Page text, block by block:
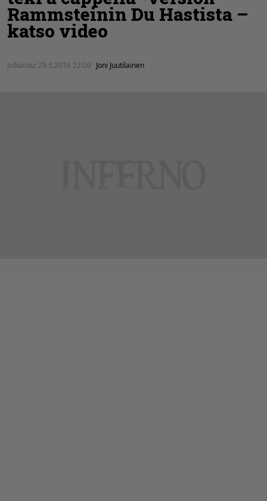
Rammsteinin Du Hastista –
katso video
Julkaistu: 29.5.2016 22:00 Joni Juutilainen